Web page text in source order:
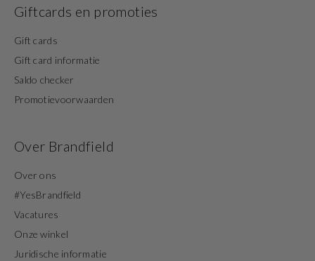
Giftcards en promoties
Gift cards
Gift card informatie
Saldo checker
Promotievoorwaarden
Over Brandfield
Over ons
#YesBrandfield
Vacatures
Onze winkel
Juridische informatie